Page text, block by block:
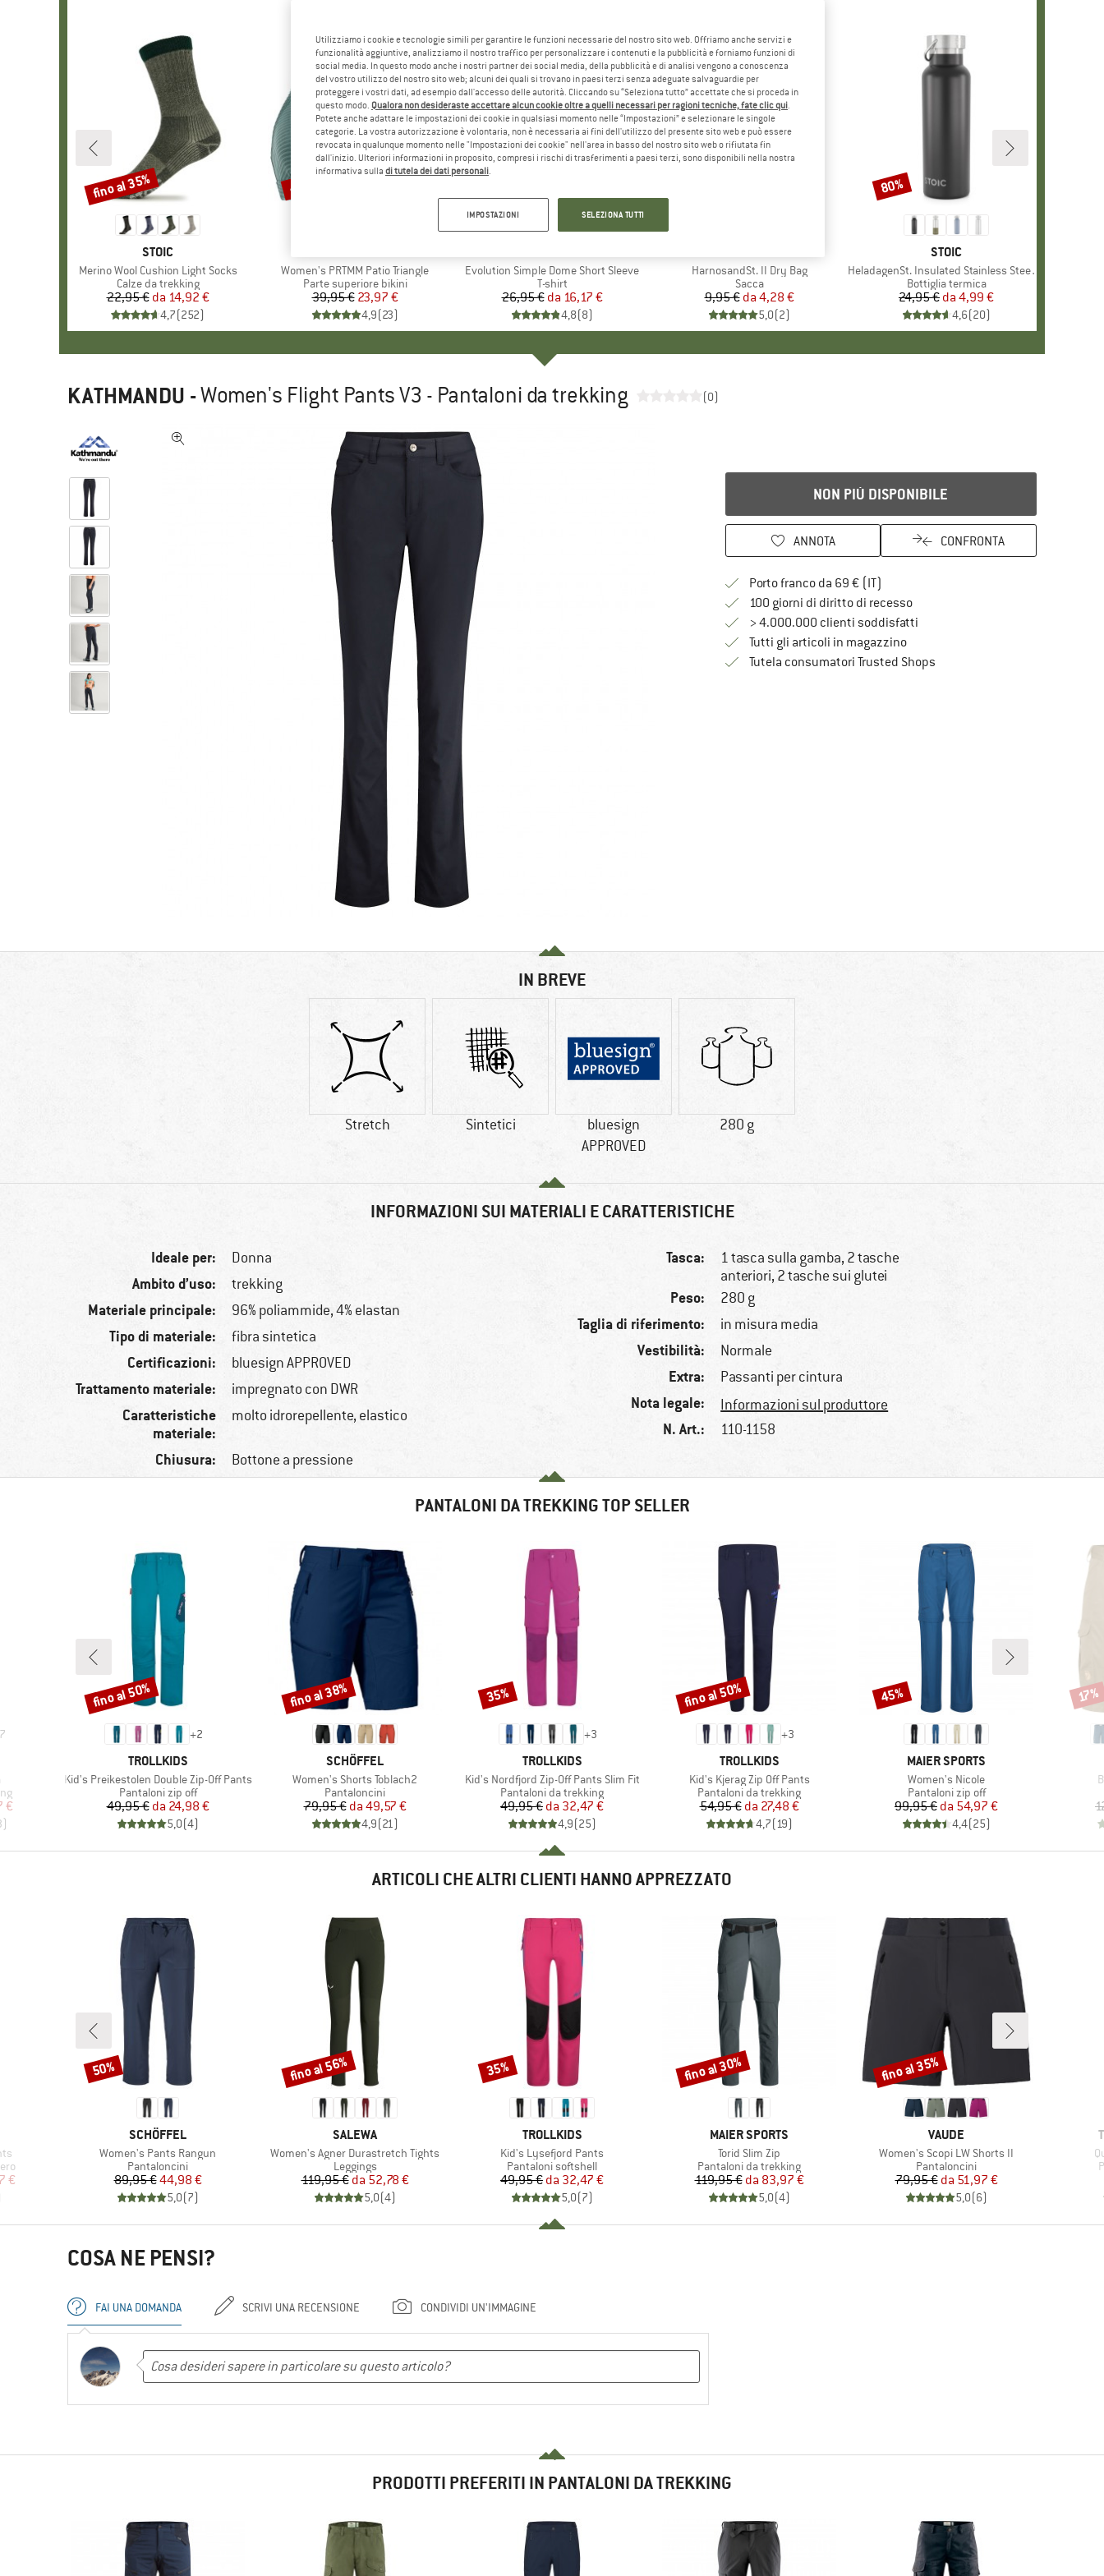
MARCHIO
STOIC
Articolo
Merino Wool Cushion Light Socks
Gruppo di prodotti
Calze da trekking
Prezzo
22,95 € Prezzo ridotto
da 14,92 €
4,7(252)
Sconto
fino al 35%
Articolo
Women's PRTMM Patio Triangle
Gruppo di prodotti
Parte superiore bikini
Prezzo
39,95 €Prezzo ridotto
23,97 €
4,9(23)
Sconto
40%
Articolo
Evolution Simple Dome Short Sleeve
Gruppo di prodotti
T-shirt
Prezzo
26,95 € Prezzo ridotto
da 16,17 €
4,8(8)
fino al 40%
Articolo
HarnosandSt. II Dry Bag
Gruppo di prodotti
Sacca
Prezzo
9,95 € Prezzo ridotto
da 4,28 €
5,0(2)
MARCHIO
STOIC
Articolo
HeladagenSt. Insulated Stainless Steel Bottle 500
Gruppo di prodotti
Bottiglia termica
Prezzo
24,95 € Prezzo ridotto
da 4,99 €
4,6(20)
Sconto
80%
KATHMANDU -Women's Flight Pants V3 - Pantaloni da trekking (0)
NON PIÙ DISPONIBILE
ANNOTA CONFRONTA
Porto franco da 69 € (IT)
100 giorni di diritto di recessoVai alla politica di recesso qui Si
> 4.000.000 clienti soddisfatti
Tutti gli articoli in magazzino
Tutela consumatori Trusted ShopsTrovi tutte le informazioni qui!
IN BREVE
Stretch Sintetici
bluesign
APPROVED
280 g
INFORMAZIONI SUI MATERIALI E CARATTERISTICHE
Ideale per: Donna
Ambito d’uso: trekking
Materiale principale: 96% poliammide, 4% elastan
Tipo di materiale: fibra sintetica
Certificazioni: bluesign APPROVED
Trattamento materiale: impregnato con DWR
Caratteristiche
materiale:
molto idrorepellente, elastico
Chiusura: Bottone a pressione
Tasca:
1 tasca sulla gamba, 2 tasche
anteriori, 2 tasche sui glutei
Peso: 280 g
Taglia di riferimento: in misura media
Vestibilità: Normale
Extra: Passanti per cintura
Nota legale: Informazioni sul produttore
N. Art.: 110-1158
PANTALONI DA TREKKING TOP SELLER
7
€
)
+2
MARCHIO
TROLLKIDS
Articolo
Kid's Preikestolen Double Zip-Off Pants
Gruppo di prodotti
Pantaloni zip off
Prezzo
49,95 € Prezzo ridotto
da 24,98 €
5,0(4)
Sconto
fino al 50%
MARCHIO
SCHÖFFEL
Articolo
Women's Shorts Toblach2
Gruppo di prodotti
Pantaloncini
Prezzo
79,95 € Prezzo ridotto
da 49,57 €
4,9(21)
Sconto
fino al 38%
+3
MARCHIO
TROLLKIDS
Articolo
Kid's Nordfjord Zip-Off Pants Slim Fit
Gruppo di prodotti
Pantaloni da trekking
Prezzo
49,95 € Prezzo ridotto
da 32,47 €
4,9(25)
Sconto
35%
+3
MARCHIO
TROLLKIDS
Articolo
Kid's Kjerag Zip Off Pants
Gruppo di prodotti
Pantaloni da trekking
Prezzo
54,95 € Prezzo ridotto
da 27,48 €
4,7(19)
Sconto
fino al 50%
MARCHIO
MAIER SPORTS
Articolo
Women's Nicole
Gruppo di prodotti
Pantaloni zip off
Prezzo
99,95 € Prezzo ridotto
da 54,97 €
4,4(25)
Sconto
45% 17%
ARTICOLI CHE ALTRI CLIENTI HANNO APPREZZATO
€
MARCHIO
SCHÖFFEL
Articolo
Women's Pants Rangun
Gruppo di prodotti
Pantaloncini
Prezzo
89,95 €Prezzo ridotto
44,98 €
5,0(7)
Sconto
50%
MARCHIO
SALEWA
Articolo
Women's Agner Durastretch Tights
Gruppo di prodotti
Leggings
Prezzo
119,95 € Prezzo ridotto
da 52,78 €
5,0(4)
Sconto
fino al 56%
MARCHIO
TROLLKIDS
Articolo
Kid's Lysefjord Pants
Gruppo di prodotti
Pantaloni softshell
Prezzo
49,95 € Prezzo ridotto
da 32,47 €
5,0(7)
Sconto
35%
MARCHIO
MAIER SPORTS
Articolo
Torid Slim Zip
Gruppo di prodotti
Pantaloni da trekking
Prezzo
119,95 € Prezzo ridotto
da 83,97 €
5,0(4)
Sconto
fino al 30%
MARCHIO
VAUDE
Articolo
Women's Scopi LW Shorts II
Gruppo di prodotti
Pantaloncini
Prezzo
79,95 € Prezzo ridotto
da 51,97 €
5,0(6)
Sconto
fino al 35%
COSA NE PENSI?
FAI UNA DOMANDA SCRIVI UNA RECENSIONE CONDIVIDI UN'IMMAGINE
PRODOTTI PREFERITI IN PANTALONI DA TREKKING
Utilizziamo i cookie e tecnologie simili per garantire le funzioni necessarie del nostro sito web. Offriamo anche servizi e
funzionalità aggiuntive, analizziamo il nostro traffico per personalizzare i contenuti e la pubblicità e forniamo funzioni di
social media. In questo modo anche i nostri partner dei social media, della pubblicità e di analisi vengono a conoscenza
del vostro utilizzo del nostro sito web; alcuni dei quali si trovano in paesi terzi senza adeguate salvaguardie per
proteggere i vostri dati, ad esempio dall'accesso delle autorità. Cliccando su “Seleziona tutto” accettate che si proceda in
questo modo. Qualora non desideraste accettare alcun cookie oltre a quelli necessari per ragioni tecniche, fate clic qui.
Potete anche adattare le impostazioni dei cookie in qualsiasi momento nelle “Impostazioni” e selezionare le singole
categorie. La vostra autorizzazione è volontaria, non è necessaria ai fini dell'utilizzo del presente sito web e può essere
revocata in qualunque momento nelle "Impostazioni dei cookie" nell'area in basso del nostro sito web o rifiutata fin
dall'inizio. Ulteriori informazioni in proposito, compresi i rischi di trasferimenti a paesi terzi, sono disponibili nella nostra
informativa sulla di tutela dei dati personali.
IMPOSTAZIONI SELEZIONA TUTTI